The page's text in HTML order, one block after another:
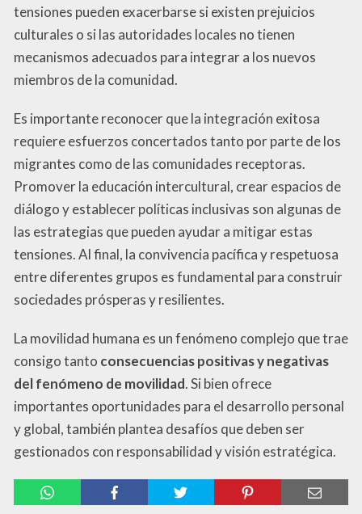
tensiones pueden exacerbarse si existen prejuicios
culturales o si las autoridades locales no tienen
mecanismos adecuados para integrar a los nuevos
miembros de la comunidad.
Es importante reconocer que la integración exitosa
requiere esfuerzos concertados tanto por parte de los
migrantes como de las comunidades receptoras.
Promover la educación intercultural, crear espacios de
diálogo y establecer políticas inclusivas son algunas de
las estrategias que pueden ayudar a mitigar estas
tensiones. Al final, la convivencia pacífica y respetuosa
entre diferentes grupos es fundamental para construir
sociedades prósperas y resilientes.
La movilidad humana es un fenómeno complejo que trae
consigo tanto consecuencias positivas y negativas
del fenómeno de movilidad. Si bien ofrece
importantes oportunidades para el desarrollo personal
y global, también plantea desafíos que deben ser
gestionados con responsabilidad y visión estratégica.